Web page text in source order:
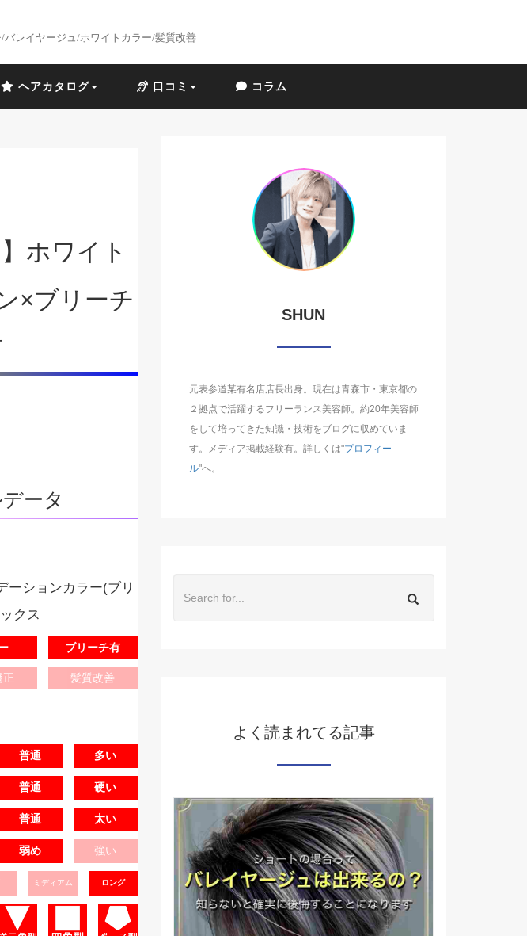
バレイヤージュ/ホワイトカラー/髪質改善
ヘアカタログ 口コミ コラム
ホワイト
×ブリーチ
ータ
ーションカラー(ブリ
クス
ブリーチ有
正 髪質改善
普通 多い
普通 硬い
普通 太い
弱め 強い
ミディアム ロング
SHUN
元表参道某有名店店長出身。現在は青森市・東京都の
２拠点で活躍するフリーランス美容師。約20年美容師
をして培ってきた知識・技術をブログに収めていま
す。メディア掲載経験有。詳しくは"プロフィー
ル"へ。
よく読まれてる記事